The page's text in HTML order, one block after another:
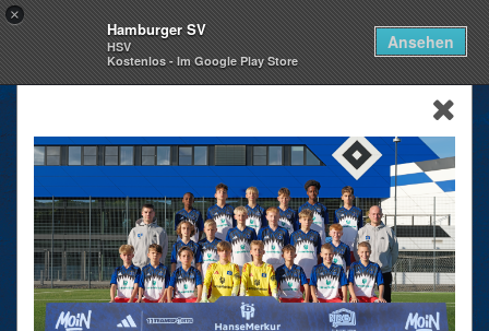
×
Hamburger SV
HSV
Kostenlos - Im Google Play Store
Ansehen
skip_navigation